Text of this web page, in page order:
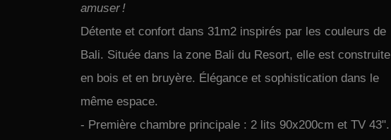
amuser !
Détente et confort dans 31m2 inspirés par les couleurs de
Bali. Située dans la zone Bali du Resort, elle est construite
en bois et en bruyère. Élégance et sophistication dans le
même espace.
- Première chambre principale : 2 lits 90x200cm et TV 43".